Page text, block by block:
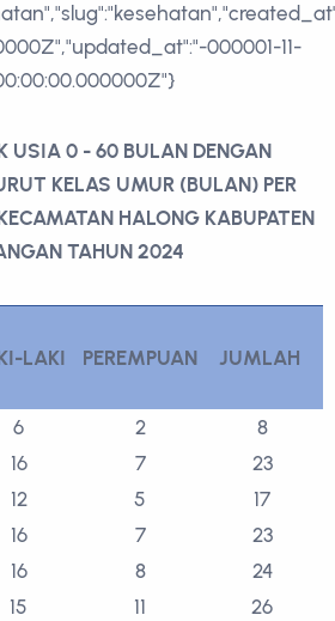
USIA 0 - 60 BULAN DENGAN
KELAS UMUR (BULAN) PER
HALONG KABUPATEN
TAHUN 2024
LAKI PEREMPUAN JUMLAH
6 2
8
16 7
23
12 5
17
16 7
23
16 8
24
15 11 26